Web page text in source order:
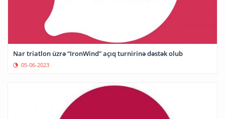
Nar triatlon üzrə “IronWind” açıq turnirinə dəstək olub
05-06-2023